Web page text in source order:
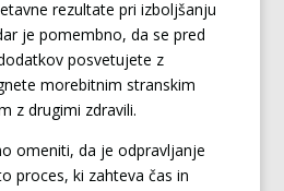
rezultate pri izboljšanju
je pomembno, da se pred
posvetujete z
morebitnim stranskim
z drugimi zdravili.
omeniti, da je odpravljanje
proces, ki zahteva čas in